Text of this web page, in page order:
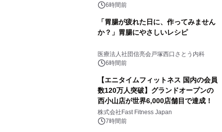
6時間前
「胃腸が疲れた日に、作ってみません
か？」胃腸にやさしいレシピ
医療法人社団信亮会戸塚西口さとう内科
6時間前
【エニタイムフィットネス 国内の会員
数120万人突破】グランドオープンの
西小山店が世界6,000店舗目で達成！
株式会社Fast Fitness Japan
7時間前